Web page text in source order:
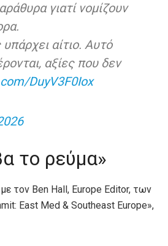
γιατί νομίζουν
αίτιο. Αυτό
αξίες που δεν
DuyV3F0Iox
το ρεύμα»
τον Ben Hall, Europe Editor, των
East Med & Southeast Europe»,